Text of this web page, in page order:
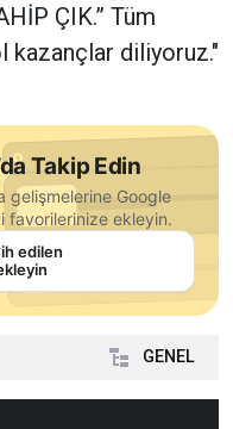
ÇIK.” Tüm
kazançlar diliyoruz."
Takip Edin
gelişmelerine Google
favorilerinize ekleyin.
edilen
GENEL